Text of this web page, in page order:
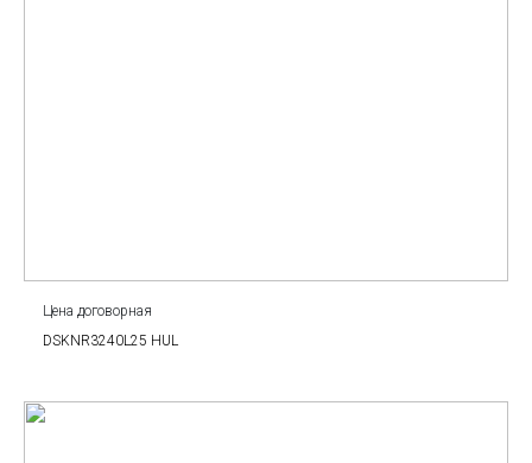
Цена договорная
DSKNR3240L25 HUL